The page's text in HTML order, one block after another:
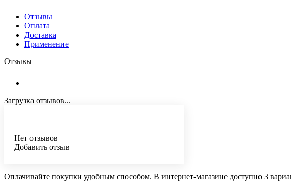
Отзывы
Оплата
Доставка
Применение
Отзывы
Загрузка отзывов...
Нет отзывов
Добавить отзыв
Оплачивайте покупки удобным способом. В интернет-магазине доступно 3